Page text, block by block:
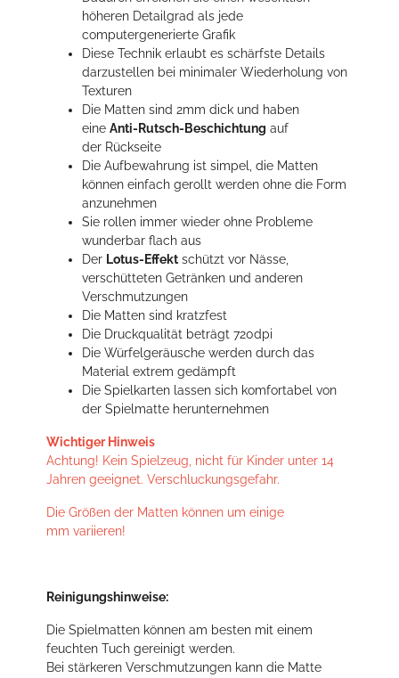
höheren Detailgrad als jede
computergenerierte Grafik
Diese Technik erlaubt es schärfste Details
darzustellen bei minimaler Wiederholung von
Texturen
Die Matten sind 2mm dick und haben
eine Anti-Rutsch-Beschichtung auf
der Rückseite
Die Aufbewahrung ist simpel, die Matten
können einfach gerollt werden ohne die Form
anzunehmen
Sie rollen immer wieder ohne Probleme
wunderbar flach aus
Der Lotus-Effekt schützt vor Nässe,
verschütteten Getränken und anderen
Verschmutzungen
Die Matten sind kratzfest
Die Druckqualität beträgt 720dpi
Die Würfelgeräusche werden durch das
Material extrem gedämpft
Die Spielkarten lassen sich komfortabel von
der Spielmatte herunternehmen
Wichtiger Hinweis
Achtung! Kein Spielzeug, nicht für Kinder unter 14
Jahren geeignet. Verschluckungsgefahr.
Die Größen der Matten können um einige
mm variieren!
Reinigungshinweise:
Die Spielmatten können am besten mit einem
feuchten Tuch gereinigt werden.
Bei stärkeren Verschmutzungen kann die Matte